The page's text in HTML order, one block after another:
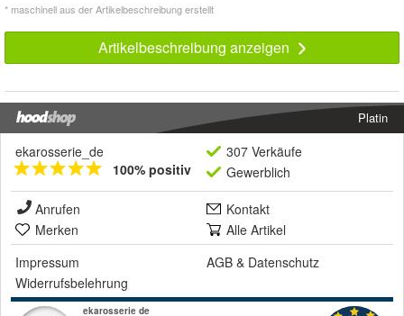
* maschinell aus der Artikelbeschreibung erstellt
Artikelbeschreibung anzeigen
Platin
ekarosserie_de
100% positiv
307 Verkäufe
Gewerblich
Anrufen
Kontakt
Merken
Alle Artikel
Impressum
AGB & Datenschutz
Widerrufsbelehrung